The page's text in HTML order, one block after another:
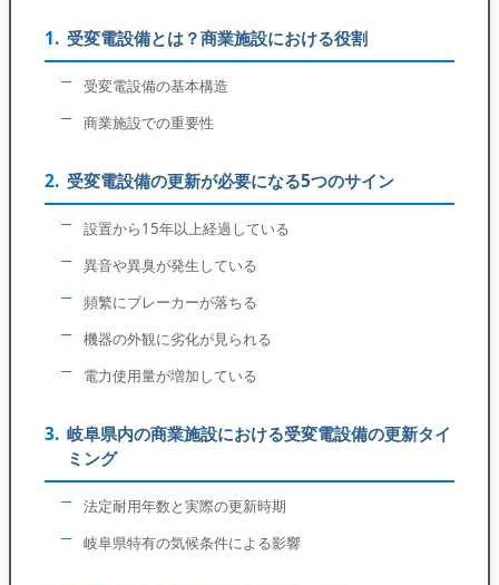
受変電設備とは？商業施設における役割
受変電設備の基本構造
商業施設での重要性
受変電設備の更新が必要になる5つのサイン
設置から15年以上経過している
異音や異臭が発生している
頻繁にブレーカーが落ちる
機器の外観に劣化が見られる
電力使用量が増加している
岐阜県内の商業施設における受変電設備の更新タイ
ミング
法定耐用年数と実際の更新時期
岐阜県特有の気候条件による影響